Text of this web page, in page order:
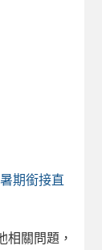
期銜接直
相關問題，